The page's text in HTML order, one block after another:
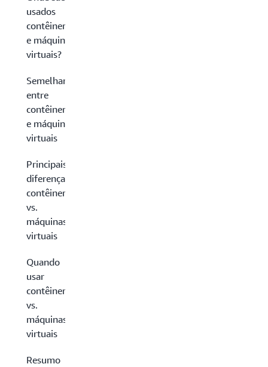
usados
contêineres
e máquinas
virtuais?
Semelhanças
entre
contêineres
e máquinas
virtuais
Principais
diferenças:
contêineres
vs.
máquinas
virtuais
Quando
usar
contêineres
vs.
máquinas
virtuais
Resumo